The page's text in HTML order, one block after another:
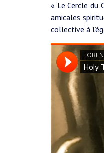
« Le Cercle du
amicales
collective à